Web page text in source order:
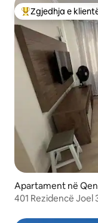
Më të mirat e
Zgjedhja e
Apartament në
401 Rezidencë Joel